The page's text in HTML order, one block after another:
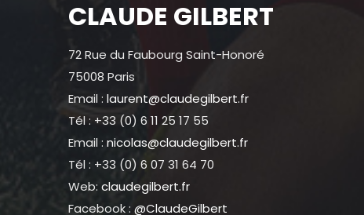
CLAUDE GILBERT
72 Rue du Faubourg Saint-Honoré
75008 Paris
Email : laurent@claudegilbert.fr
Tél : +33 (0) 6 11 25 17 55
Email : nicolas@claudegilbert.fr
Tél : +33 (0) 6 07 31 64 70
Web: claudegilbert.fr
Facebook : @ClaudeGilbert